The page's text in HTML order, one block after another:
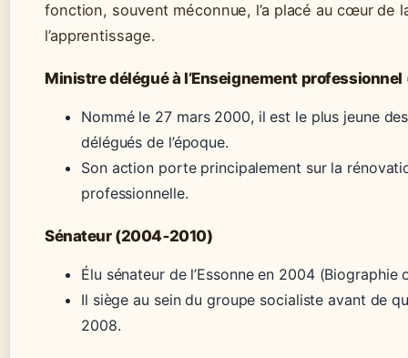
fonction, souvent méconnue, l’a placé au cœur de
l’apprentissage.
Ministre délégué à l’Enseignement
Nommé le 27 mars 2000, il est le plus jeune
délégués de l’époque.
Son action porte principalement sur la
professionnelle.
Sénateur (2004‑2010)
Élu sénateur de l’Essonne en 2004 (Biographie
Il siège au sein du groupe socialiste avant de
2008.